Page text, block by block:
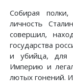
Собирая
личность
совершил,
государства
и убийца, для
Империю и
лютых гонений.